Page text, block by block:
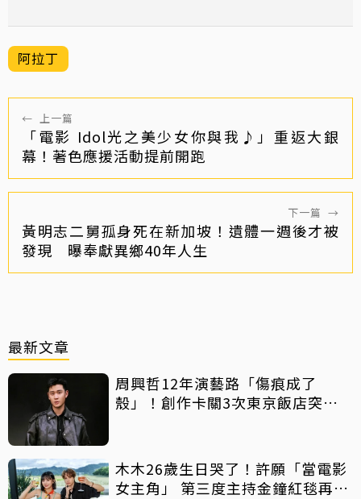
阿拉丁
← 上一篇
「電影 Idol光之美少女你與我♪」重返大銀
幕！著色應援活動提前開跑
下一篇 →
黃明志二舅孤身死在新加坡！遺體一週後才被
發現 曝奉獻異鄉40年人生
最新文章
周興哲12年演藝路「傷痕成了
殼」！創作卡關3次東京飯店突找
木木26歲生日哭了！許願「當電影
女主角」 第三度主持金鐘紅毯再喊